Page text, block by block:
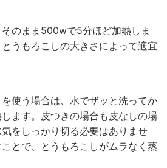
のまま500wで5分ほど加熱しま
うもろこしの大きさによって適宜
使う場合は、水でザッと洗ってか
ます。皮つきの場合も皮なしの場
をしっかり切る必要はありませ
とで、とうもろこしがムラなく蒸